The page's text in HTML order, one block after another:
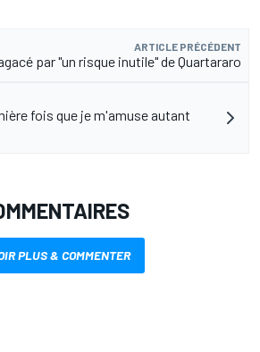
ARTICLE PRÉCÉDENT
par "un risque inutile" de Quartararo
fois que je m'amuse autant
PLUS & COMMENTER